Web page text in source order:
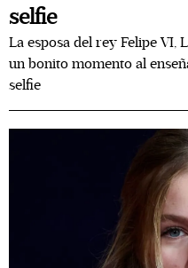
selfie
La esposa del rey Felipe VI,
un bonito momento al
selfie